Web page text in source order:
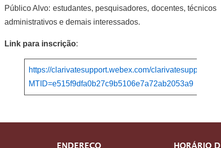
Público Alvo: estudantes, pesquisadores, docentes, técnicos
administrativos e demais interessados.
Link para inscrição:
https://clarivatesupport.webex.com/clarivatesupport/
MTID=e515f9dfa0b27c9b5106e7a72ab2053a9